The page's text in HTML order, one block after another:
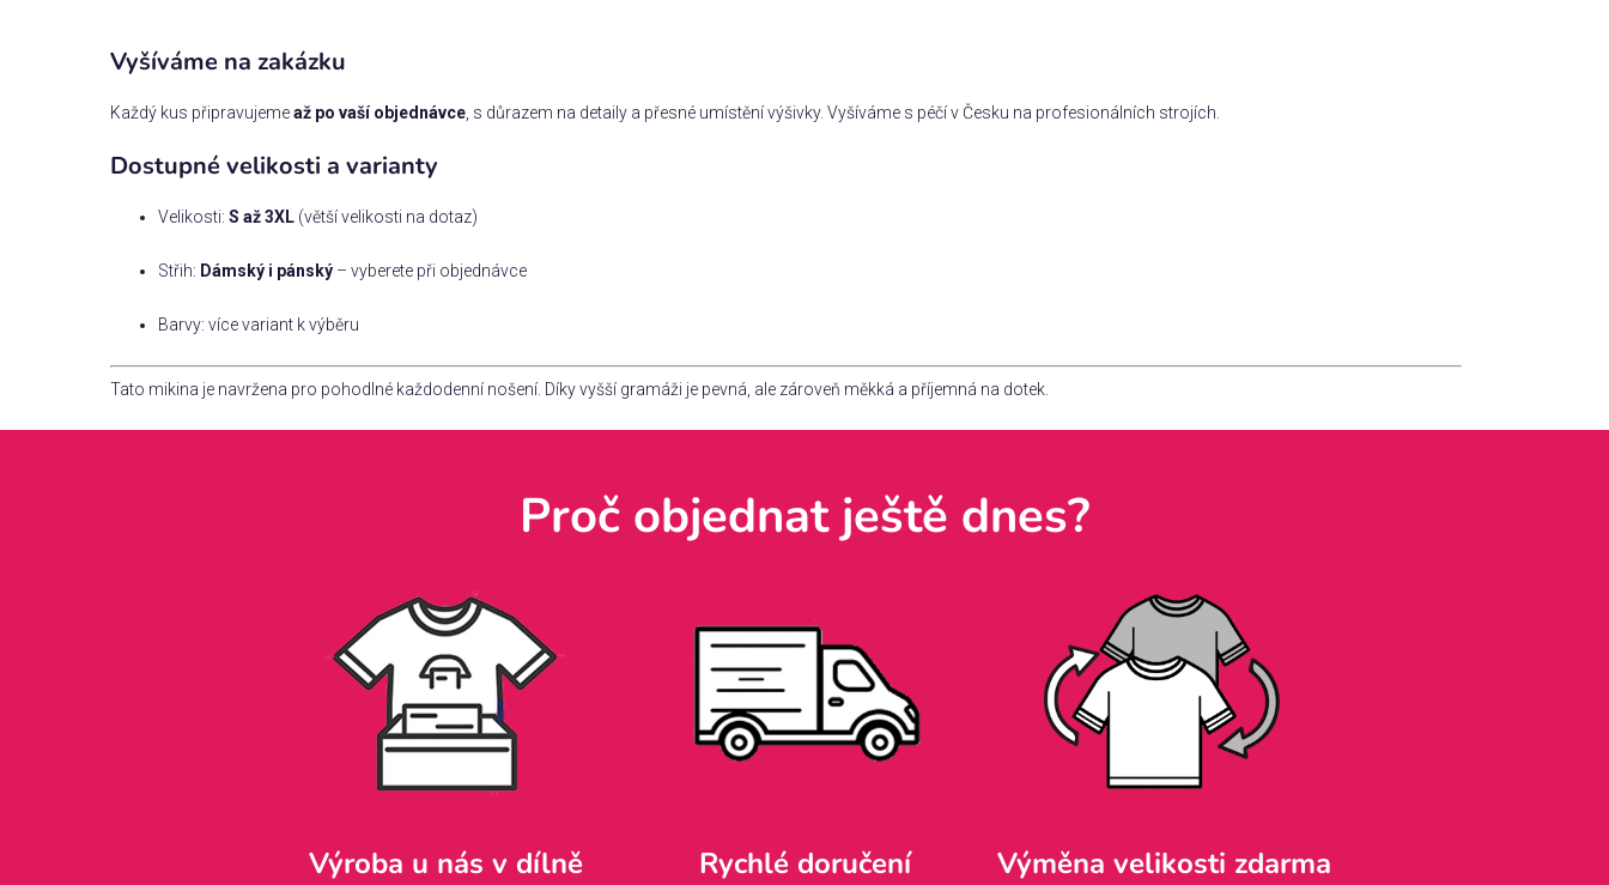
Vyšíváme na zakázku
Každý kus připravujemeaž po vaší objednávce, s důrazem na detaily a přesné umístění výšivky. Vyšíváme s péčí v Česku na profesionálních strojích.
Dostupné velikosti a varianty
Velikosti: S až 3XL (větší velikosti na dotaz)
Střih: Dámský i pánský – vyberete při objednávce
Barvy: více variant k výběru
Tato mikina je navržena pro pohodlné každodenní nošení. Díky vyšší gramáži je pevná, ale zároveň měkká a příjemná na dotek.
Proč objednat ještě dnes?
Výroba u nás v dílně Rychlé doručení Výměna velikosti zdarma